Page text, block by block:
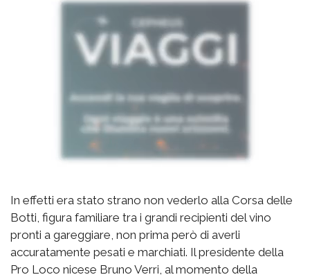
In effetti era stato strano non vederlo alla Corsa delle
Botti, figura familiare tra i grandi recipienti del vino
pronti a gareggiare, non prima però di averli
accuratamente pesati e marchiati. Il presidente della
Pro Loco nicese Bruno Verri, al momento della